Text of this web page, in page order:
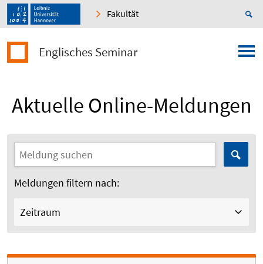
Fakultät
Englisches Seminar
Aktuelle Online-Meldungen
Meldungen filtern nach:
Zeitraum